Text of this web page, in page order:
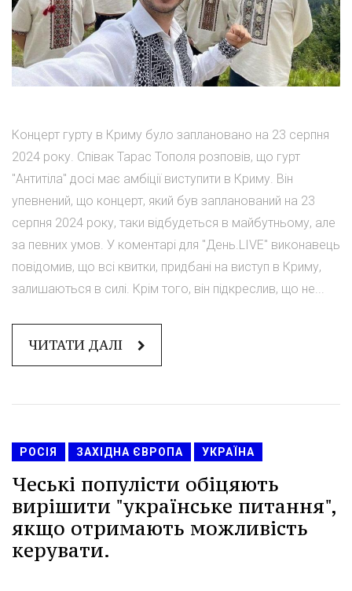
Концерт гурту в Криму було заплановано на 23 серпня
2024 року. Співак Тарас Тополя розповів, що гурт
"Антитіла" досі має амбіції виступити в Криму. Він
упевнений, що концерт, який був запланований на 23
серпня 2024 року, таки відбудеться в майбутньому, але
за певних умов. У коментарі для "День.LIVE" виконавець
повідомив, що всі квитки, придбані на виступ в Криму,
залишаються в силі. Крім того, він підкреслив, що не...
ЧИТАТИ ДАЛІ
РОСІЯ ЗАХІДНА ЄВРОПА УКРАЇНА
Чеські популісти обіцяють
вирішити "українське питання",
якщо отримають можливість
керувати.